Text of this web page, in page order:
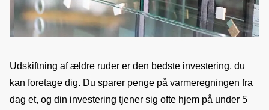
Udskiftning af ældre ruder er den bedste investering, du
kan foretage dig. Du sparer penge på varmeregningen fra
dag et, og din investering tjener sig ofte hjem på under 5